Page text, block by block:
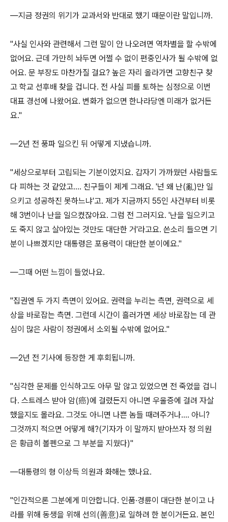
―지금 정권의 위기가 교과서와 반대로 했기 때문이란 말입니까.
"사실 인사와 관련해서 그런 말이 안 나오려면 역차별을 할 수밖에
없어요. 근데 가만히 놔두면 어쩔 수 없이 편중인사가 될 수밖에 없
어요. 문 부장도 마찬가질 걸요? 높은 자리 올라가면 고향친구 찾
고 학교 선후배 찾을 겁니다. 전 사실 피를 토하는 심정으로 이번
대표 경선에 나왔어요. 변화가 없으면 한나라당엔 미래가 없거든
요."
―2년 전 풍파 일으킨 뒤 어떻게 지냈습니까.
"세상으로부터 고립되는 기분이었지요. 갑자기 가까웠던 사람들도
다 피하는 것 같았고…. 친구들이 제게 그래요. '넌 왜 난(亂)만 일
으키고 성공하진 못하느냐'고. 제가 지금까지 55인 사건부터 비롯
해 3번이나 난을 일으켰잖아요. 그럼 전 그러지요. '난을 일으키고
도 죽지 않고 살아있는 것만도 대단한 거'라고요. 쓴소리 들으면 기
분이 나쁘겠지만 대통령은 포용력이 대단한 분이에요."
―그때 어떤 느낌이 들었나요.
"집권엔 두 가지 측면이 있어요. 권력을 누리는 측면, 권력으로 세
상을 바로잡는 측면. 그런데 시간이 흘러가면 세상 바로잡는 데 관
심이 많은 사람이 정권에서 소외될 수밖에 없어요."
―2년 전 기사에 등장한 게 후회됩니까.
"심각한 문제를 인식하고도 아무 말 않고 있었으면 전 죽었을 겁니
다. 스트레스 받아 암(癌)에 걸렸든지 아니면 우울증에 걸려 자살
했을지도 몰라요. 그것도 아니면 나쁜 놈들 때려주거나…. 아니?
그것까지 적으면 어떻게 해?(기자가 이 말까지 받아쓰자 정 의원
은 황급히 볼펜으로 그 부분을 지웠다)"
―대통령의 형 이상득 의원과 화해는 했나요.
"인간적으론 그분에게 미안합니다. 인품·경륜이 대단한 분이고 나
라를 위해 동생을 위해 선의(善意)로 일하려 한 분이거든요. 본인